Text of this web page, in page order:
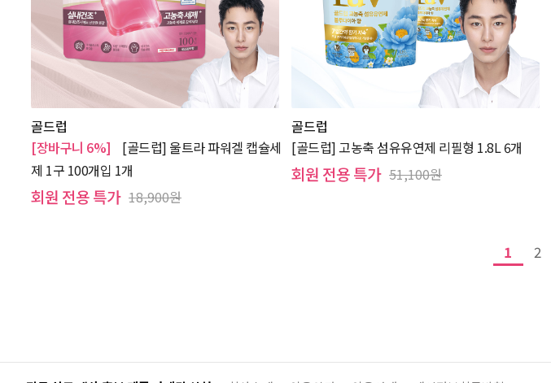
골드럽
[장바구니 6%]
[골드럽] 울트라 파워겔 캡슐세
제 1구 100개입 1개
회원 전용 특가 18,900원
골드럽
[골드럽] 고농축 섬유유연제 리필형 1.8L 6개
회원 전용 특가 51,100원
1 2